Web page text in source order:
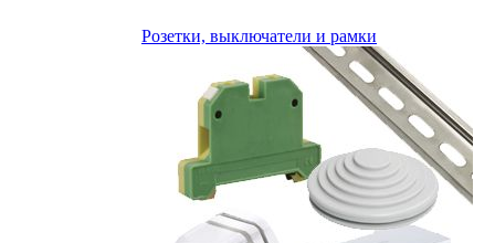
Розетки, выключатели и рамки